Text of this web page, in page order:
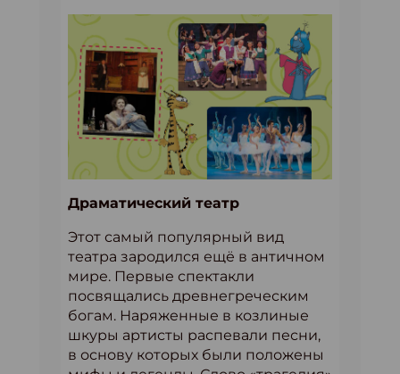
Драматический театр
Этот самый популярный вид
театра зародился ещё в античном
мире. Первые спектакли
посвящались древнегреческим
богам. Наряженные в козлиные
шкуры артисты распевали песни,
в основу которых были положены